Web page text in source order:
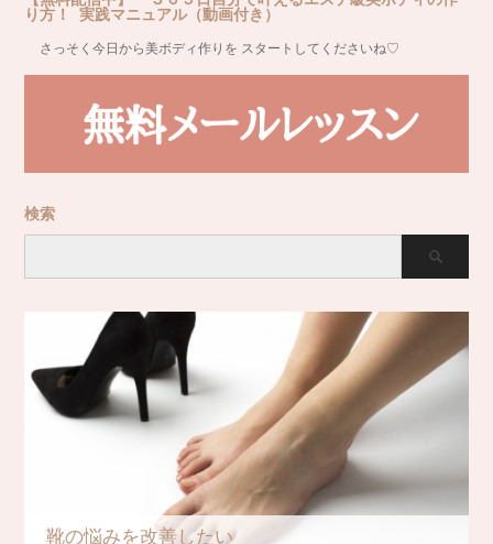
り方！ 実践マニュアル（動画付き）
さっそく今日から美ボディ作りを スタートしてくださいね♡
検索
靴の悩みを改善したい